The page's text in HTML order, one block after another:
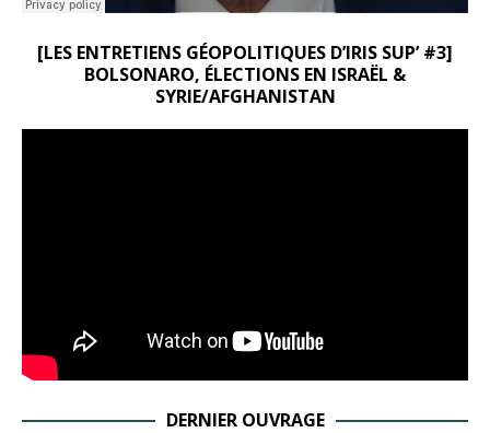
[LES ENTRETIENS GÉOPOLITIQUES D’IRIS SUP’ #3]
BOLSONARO, ÉLECTIONS EN ISRAËL &
SYRIE/AFGHANISTAN
DERNIER OUVRAGE